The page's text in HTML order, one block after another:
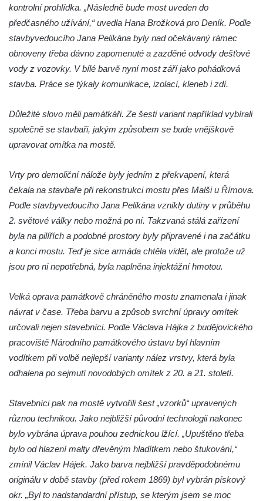
kontrolní prohlídka. „Následně bude most uveden do
předčasného užívání,“ uvedla Hana Brožková pro Deník. Podle
stavbyvedoucího Jana Pelikána byly nad očekávaný rámec
obnoveny třeba dávno zapomenuté a zazděné odvody dešťové
vody z vozovky. V bílé barvě nyní most září jako pohádková
stavba. Práce se týkaly komunikace, izolací, kleneb i zdí.
Důležité slovo měli památkáři. Ze šesti variant například vybírali
společně se stavbaři, jakým způsobem se bude vnějškově
upravovat omítka na mostě.
Vrty pro demoliční nálože byly jedním z překvapení, která
čekala na stavbaře při rekonstrukci mostu přes Malši u Římova.
Podle stavbyvedoucího Jana Pelikána vznikly dutiny v průběhu
2. světové války nebo možná po ní. Takzvaná stálá zařízení
byla na pilířích a podobné prostory byly připravené i na začátku
a konci mostu. Teď je sice armáda chtěla vidět, ale protože už
jsou pro ni nepotřebná, byla naplněna injektážní hmotou.
Velká oprava památkově chráněného mostu znamenala i jinak
návrat v čase. Třeba barvu a způsob svrchní úpravy omítek
určovali nejen stavebníci. Podle Václava Hájka z budějovického
pracoviště Národního památkového ústavu byl hlavním
vodítkem při volbě nejlepší varianty nález vrstvy, která byla
odhalena po sejmutí novodobých omítek z 20. a 21. století.
Stavebníci pak na mostě vytvořili šest „vzorků“ upravených
různou technikou. Jako nejbližší původní technologii nakonec
bylo vybrána úprava pouhou zednickou lžící. „Upuštěno třeba
bylo od hlazení malty dřevěným hladítkem nebo štukování,“
zmínil Václav Hájek. Jako barva nejbližší pravděpodobnému
originálu v době stavby (před rokem 1869) byl vybrán pískový
okr. „Byl to nadstandardní přístup, se kterým jsem se moc